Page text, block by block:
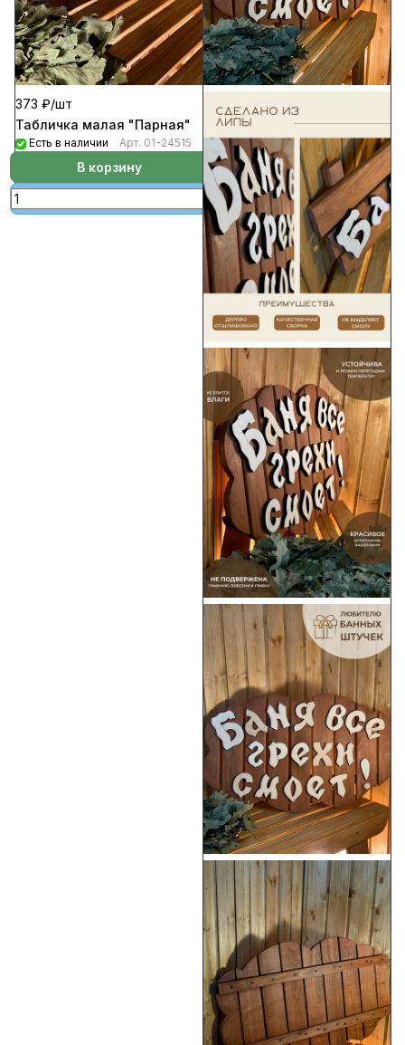
373 ₽/шт
Табличка малая "Парная"
Есть в наличии Арт. 01-24515
В корзину